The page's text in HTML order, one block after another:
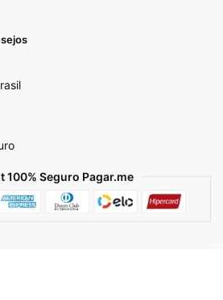
100% Seguro Pagar.me